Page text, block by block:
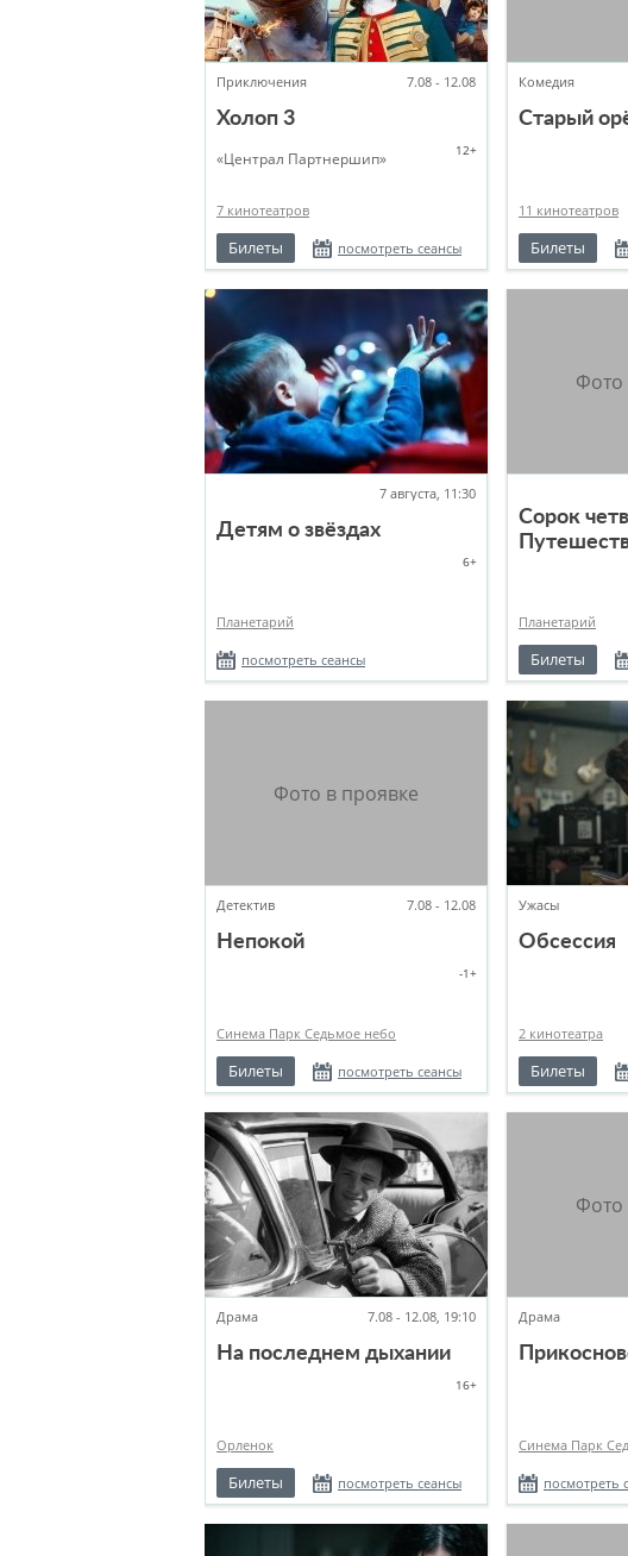
Приключения 7.08 - 12.08
Холоп 3
12+
«Централ Партнершип»
7 кинотеатров
Билеты посмотреть сеансы
Комедия
Старый
11 кинотеатров
Билеты
7 августа, 11:30
Детям о звёздах
6+
Планетарий
посмотреть сеансы
Сорок
Планетарий
Билеты
Детектив 7.08 - 12.08
Непокой
-1+
Синема Парк Седьмое небо
Билеты посмотреть сеансы
Ужасы
Обсессия
2 кинотеатра
Билеты
Драма 7.08 - 12.08, 19:10
На последнем дыхании
16+
Орленок
Билеты посмотреть сеансы
Драма
Синема Парк
посмотреть